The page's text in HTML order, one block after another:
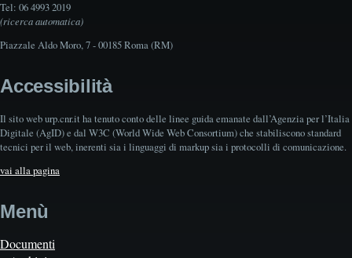
Tel: 06 4993 2019
(ricerca automatica)
Piazzale Aldo Moro, 7 - 00185 Roma (RM)
Accessibilità
Il sito web urp.cnr.it ha tenuto conto delle linee guida emanate dall’Agenzia per l’Italia
Digitale (AgID) e dal W3C (World Wide Web Consortium) che stabiliscono standard
tecnici per il web, inerenti sia i linguaggi di markup sia i protocolli di comunicazione.
vai alla pagina
Menù
Documenti